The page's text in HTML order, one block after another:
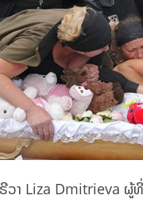
າ Liza Dmitrieva ຜູ້ທີ່